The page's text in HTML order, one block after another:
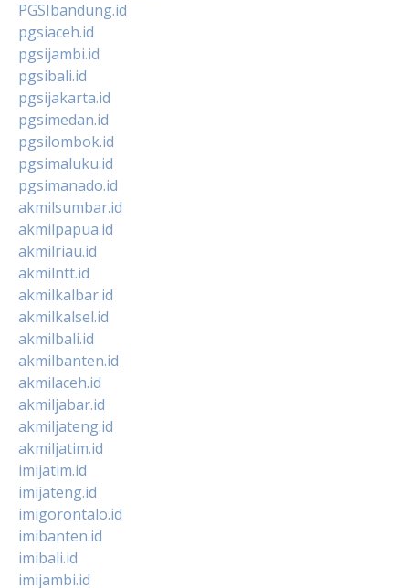
PGSIbandung.id
pgsiaceh.id
pgsijambi.id
pgsibali.id
pgsijakarta.id
pgsimedan.id
pgsilombok.id
pgsimaluku.id
pgsimanado.id
akmilsumbar.id
akmilpapua.id
akmilriau.id
akmilntt.id
akmilkalbar.id
akmilkalsel.id
akmilbali.id
akmilbanten.id
akmilaceh.id
akmiljabar.id
akmiljateng.id
akmiljatim.id
imijatim.id
imijateng.id
imigorontalo.id
imibanten.id
imibali.id
imijambi.id